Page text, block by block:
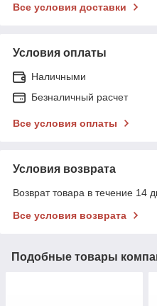
Все условия доставки
Условия оплаты
Наличными
Безналичный расчет
Все условия оплаты
Условия возврата
Возврат товара в течение 14
Все условия возврата
Подобные товары